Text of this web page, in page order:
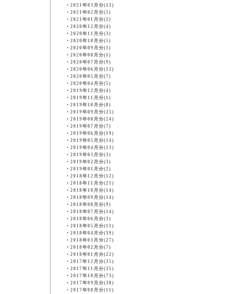
・ 2021年03月分(12)
・ 2021年02月分(5)
・ 2021年01月分(2)
・ 2020年12月分(4)
・ 2020年11月分(3)
・ 2020年10月分(5)
・ 2020年09月分(1)
・ 2020年08月分(1)
・ 2020年07月分(9)
・ 2020年06月分(12)
・ 2020年05月分(7)
・ 2020年04月分(5)
・ 2019年12月分(4)
・ 2019年11月分(1)
・ 2019年10月分(8)
・ 2019年09月分(25)
・ 2019年08月分(24)
・ 2019年07月分(7)
・ 2019年06月分(19)
・ 2019年05月分(14)
・ 2019年04月分(13)
・ 2019年03月分(3)
・ 2019年02月分(3)
・ 2019年01月分(2)
・ 2018年12月分(12)
・ 2018年11月分(21)
・ 2018年10月分(14)
・ 2018年09月分(14)
・ 2018年08月分(9)
・ 2018年07月分(14)
・ 2018年06月分(3)
・ 2018年05月分(11)
・ 2018年04月分(39)
・ 2018年03月分(27)
・ 2018年02月分(7)
・ 2018年01月分(22)
・ 2017年12月分(35)
・ 2017年11月分(35)
・ 2017年10月分(73)
・ 2017年09月分(38)
・ 2017年08月分(11)